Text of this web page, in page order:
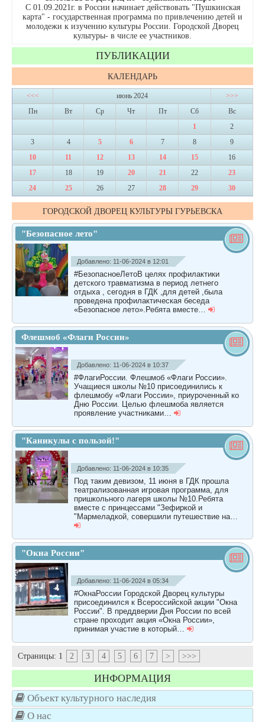
С 01.09.2021г. в России начинает действовать "Пушкинская
карта" - государственная программа по привлечению детей и
молодежи к изучению культуры России. Городской Дворец
культуры- в числе ее участников.
ПУБЛИКАЦИИ
КАЛЕНДАРЬ
<<< июнь 2024
>>>
Пн
Вт Ср Чт Пт Сб
Вс
1
2
3
4 5 6 7 8
9
10
11 12 13 14 15
16
17
18 19 20 21 22
23
24
25 26 27 28 29 30
ГОРОДСКОЙ ДВОРЕЦ КУЛЬТУРЫ ГУРЬЕВСКА
"Безопасное лето"
Добавлено: 11-06-2024 в 12:01
#БезопасноеЛетоВ целях профилактики
детского травматизма в период летнего
отдыха , сегодня в ГДК ,для детей ,была
проведена профилактическая беседа
«Безопасное лето».Ребята вместе…
Флешмоб «Флаги России»
Добавлено: 11-06-2024 в 10:37
#ФлагиРоссии. Флешмоб «Флаги России».
Учащиеся школы №10 присоединились к
флешмобу «Флаги России», приуроченный ко
Дню России. Целью флешмоба является
проявление участниками…
"Каникулы с пользой!"
Добавлено: 11-06-2024 в 10:35
Под таким девизом, 11 июня в ГДК прошла
театрализованная игровая программа, для
пришкольного лагеря школы №10.Ребята
вместе с принцессами "Зефиркой и
"Мармеладкой, совершили путешествие на…
"Окна России"
Добавлено: 11-06-2024 в 05:34
#ОкнаРоссии Городской Дворец культуры
присоединился к Всероссийской акции "Окна
России". В преддверии Дня России по всей
стране проходит акция «Окна России»,
принимая участие в который…
Страницы: 1 2 3 4 5 6 7 > >>>
ИНФОРМАЦИЯ
Объект культурного наследия
О нас